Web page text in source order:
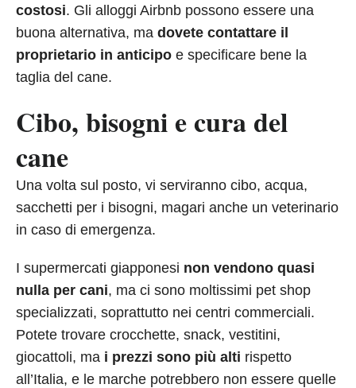
costosi. Gli alloggi Airbnb possono essere una
buona alternativa, ma dovete contattare il
proprietario in anticipo e specificare bene la
taglia del cane.
Cibo, bisogni e cura del
cane
Una volta sul posto, vi serviranno cibo, acqua,
sacchetti per i bisogni, magari anche un veterinario
in caso di emergenza.
I supermercati giapponesi non vendono quasi
nulla per cani, ma ci sono moltissimi pet shop
specializzati, soprattutto nei centri commerciali.
Potete trovare crocchette, snack, vestitini,
giocattoli, ma i prezzi sono più alti rispetto
all’Italia, e le marche potrebbero non essere quelle